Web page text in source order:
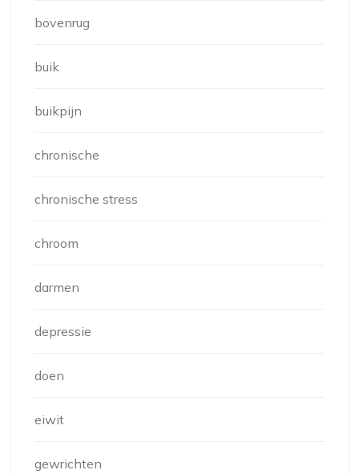
bovenrug
buik
buikpijn
chronische
chronische stress
chroom
darmen
depressie
doen
eiwit
gewrichten